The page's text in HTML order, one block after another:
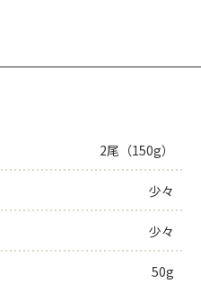
2尾（150g）
少々
少々
50g